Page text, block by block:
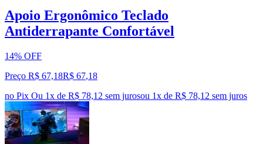
Apoio Ergonômico Teclado
Antiderrapante Confortável
14% OFF
Preço R$ 67,18R$ 67,18
no Pix Ou 1x de R$ 78,12 sem jurosou 1x de R$ 78,12 sem juros